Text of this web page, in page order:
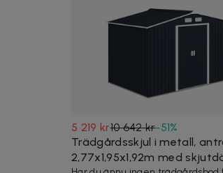
5 219 kr10 642 kr-51%
Trädgårdsskjul i metall,
2,77x1,95x1,92m med